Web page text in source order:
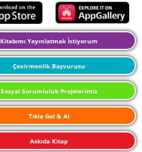
Kitabımı Yayınlatmak İstiyorum
Çevirmenlik Başvurusu
Sosyal Sorumluluk Projelerimiz
Tıkla Gel & Al
Askıda Kitap